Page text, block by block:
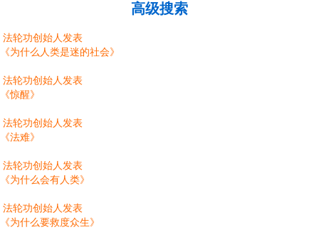
高级搜索
法轮功创始人发表
《为什么人类是迷的社会》
法轮功创始人发表
《惊醒》
法轮功创始人发表
《法难》
法轮功创始人发表
《为什么会有人类》
法轮功创始人发表
《为什么要救度众生》